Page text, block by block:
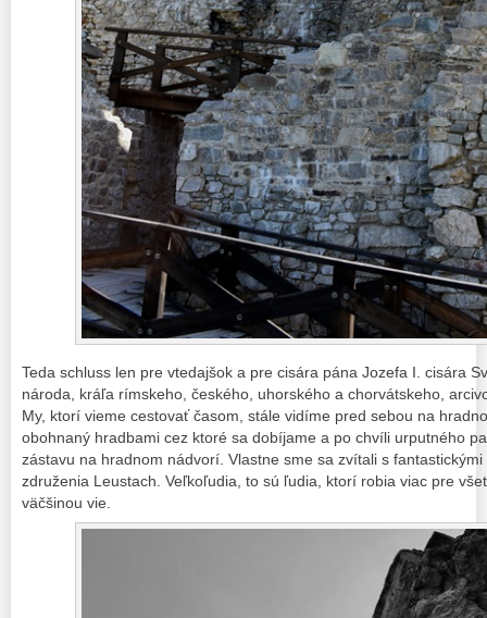
Teda schluss len pre vtedajšok a pre cisára pána Jozefa I. cisára
národa, kráľa rímskeho, českého, uhorského a chorvátskeho,
My, ktorí vieme cestovať časom, stále vidíme pred sebou na
obohnaný hradbami cez ktoré sa dobíjame a po chvíli urputného
zástavu na hradnom nádvorí. Vlastne sme sa zvítali s
združenia Leustach. Veľkoľudia, to sú ľudia, ktorí robia viac pre
väčšinou vie.